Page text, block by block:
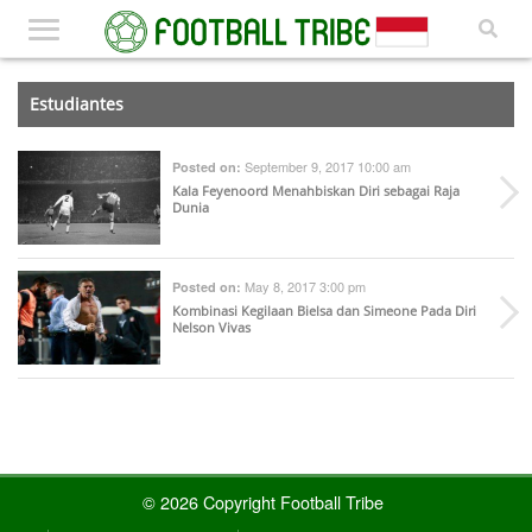
Estudiantes
Posted on: September 9, 2017 10:00 am
Kala Feyenoord Menahbiskan Diri sebagai Raja
Dunia
Posted on: May 8, 2017 3:00 pm
Kombinasi Kegilaan Bielsa dan Simeone Pada Diri
Nelson Vivas
© 2026 Copyright Football Tribe